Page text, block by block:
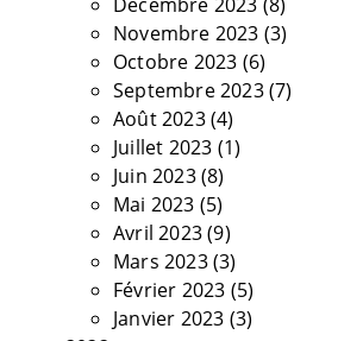
Novembre 2023 (3)
Octobre 2023 (6)
Septembre 2023(7)
Août 2023(4)
Juillet 2023 (1)
Juin 2023(8)
Mai 2023 (5)
Avril 2023(9)
Mars 2023(3)
Février 2023 (5)
Janvier 2023 (3)